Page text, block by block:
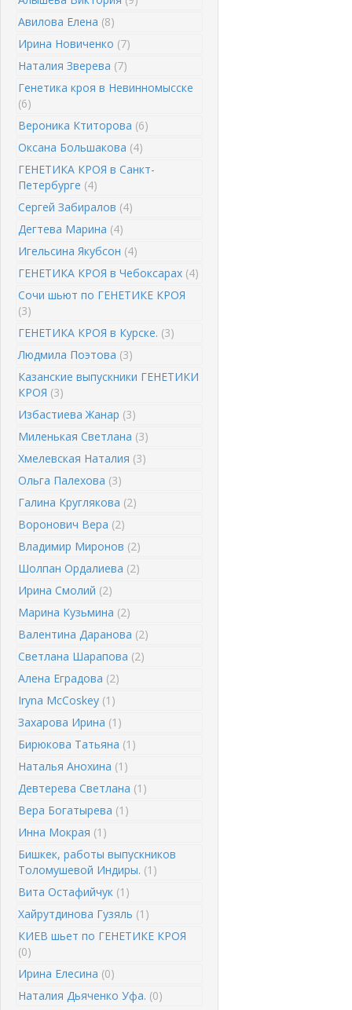
Авилова Елена (8)
Ирина Новиченко (7)
Наталия Зверева (7)
Генетика кроя в Невинномысске
(6)
Вероника Ктиторова (6)
Оксана Большакова (4)
ГЕНЕТИКА КРОЯ в Санкт-
Петербурге (4)
Сергей Забиралов (4)
Дегтева Марина (4)
Игельсина Якубсон (4)
ГЕНЕТИКА КРОЯ в Чебоксарах (4)
Сочи шьют по ГЕНЕТИКЕ КРОЯ
(3)
ГЕНЕТИКА КРОЯ в Курске. (3)
Людмила Поэтова (3)
Казанские выпускники ГЕНЕТИКИ
КРОЯ (3)
Избастиева Жанар (3)
Миленькая Светлана (3)
Хмелевская Наталия (3)
Ольга Палехова (3)
Галина Круглякова (2)
Воронович Вера (2)
Владимир Миронов (2)
Шолпан Ордалиева (2)
Ирина Смолий (2)
Марина Кузьмина (2)
Валентина Даранова (2)
Светлана Шарапова (2)
Алена Еградова (2)
Iryna McCoskey (1)
Захарова Ирина (1)
Бирюкова Татьяна (1)
Наталья Анохина (1)
Девтерева Светлана (1)
Вера Богатырева (1)
Инна Мокрая (1)
Бишкек, работы выпускников
Толомушевой Индиры. (1)
Вита Остафийчук (1)
Хайрутдинова Гузяль (1)
КИЕВ шьет по ГЕНЕТИКЕ КРОЯ
(0)
Ирина Елесина (0)
Наталия Дьяченко Уфа. (0)